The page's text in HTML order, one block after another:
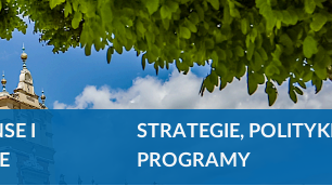
I
STRATEGIE,
PROGRAMY